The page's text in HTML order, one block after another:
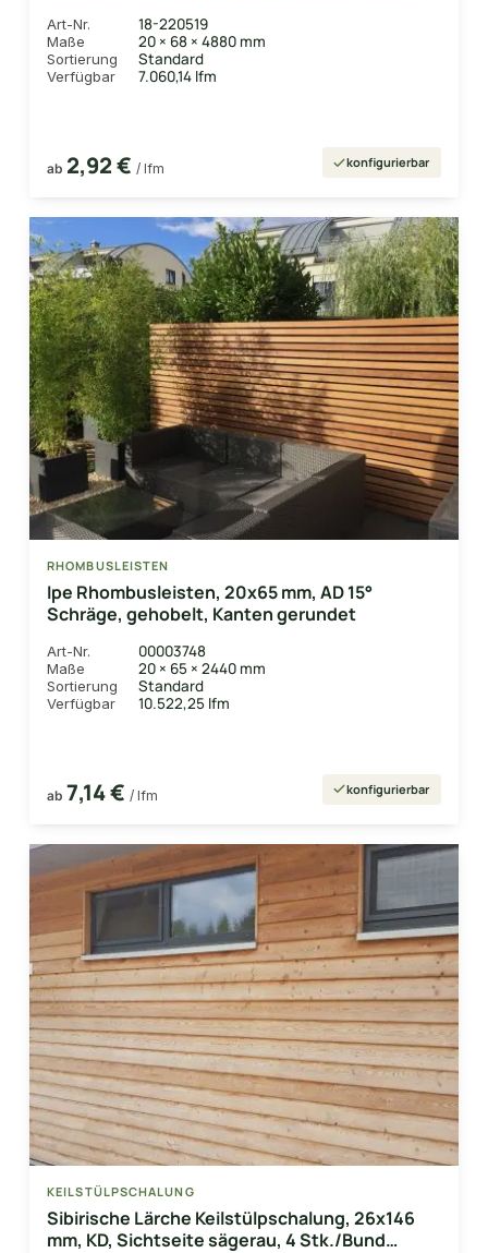
Art-Nr. 18-220519
Maße 20 × 68 × 4880 mm
Sortierung Standard
Verfügbar 7.060,14 lfm
ab 2,92 € / lfm konfigurierbar
RHOMBUSLEISTEN
Ipe Rhombusleisten, 20x65 mm, AD 15°
Schräge, gehobelt, Kanten gerundet
Art-Nr. 00003748
Maße 20 × 65 × 2440 mm
Sortierung Standard
Verfügbar 10.522,25 lfm
ab 7,14 € / lfm konfigurierbar
KEILSTÜLPSCHALUNG
Sibirische Lärche Keilstülpschalung, 26x146
mm, KD, Sichtseite sägerau, 4 Stk./Bund